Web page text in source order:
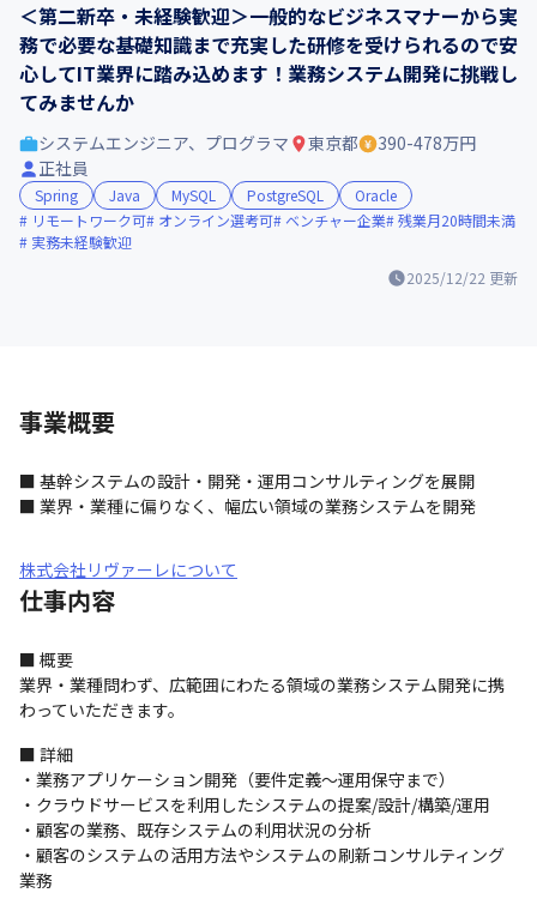
＜第二新卒・未経験歓迎＞一般的なビジネスマナーから実
務で必要な基礎知識まで充実した研修を受けられるので安
心してIT業界に踏み込めます！業務システム開発に挑戦し
てみませんか
2025/12/22 更新
システムエンジニア、プログラマ 東京都
390-478万円
正社員
Spring Java MySQL PostgreSQL
Oracle
リモートワーク可
オンライン選考可 ベンチャー企業 残業月20時間未満
実務未経験歓迎
事業概要
■ 基幹システムの設計・開発・運用コンサルティングを展開
■ 業界・業種に偏りなく、幅広い領域の業務システムを開発
株式会社リヴァーレについて
仕事内容
■ 概要
業界・業種問わず、広範囲にわたる領域の業務システム開発に携
わっていただきます。
■ 詳細
・業務アプリケーション開発（要件定義～運用保守まで）
・クラウドサービスを利用したシステムの提案/設計/構築/運用
・顧客の業務、既存システムの利用状況の分析
・顧客のシステムの活用方法やシステムの刷新コンサルティング
業務